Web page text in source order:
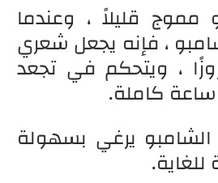
قليلاً ، وعندما
، فإنه يجعل شعري
، ويتحكم في تجعد
يرغي بسهولة